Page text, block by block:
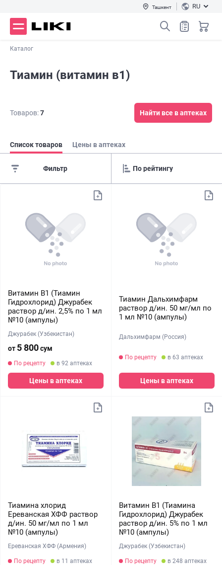
Ташкент RU
Каталог
Тиамин (витамин в1)
Товаров:7 Найти все в аптеках
Список товаров Цены в аптеках
Фильтр
Витамин В1 (Тиамин
Гидрохлорид) Джурабек
раствор д/ин. 2,5% по 1 мл
№10 (ампулы)
Джурабек (Узбекистан)
от 5 800сум
По рецепту в 92 аптеках
Цены в аптеках
Тиамин Дальхимфарм
раствор д/ин. 50 мг/мл по
1 мл №10 (ампулы)
Дальхимфарм (Россия)
По рецепту в 63 аптеках
Цены в аптеках
Тиамина хлорид
Ереванская ХФФ раствор
д/ин. 50 мг/мл по 1 мл
№10 (ампулы)
Ереванская ХФФ (Армения)
По рецепту в 11 аптеках
Витамин В1 (Тиамина
Гидрохлорид) Джурабек
раствор д/ин. 5% по 1 мл
№10 (ампулы)
Джурабек (Узбекистан)
По рецепту в 248 аптеках